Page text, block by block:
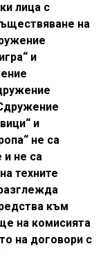
лица с
на
и
и
не са
и не са
техните
към
на комисията
на договори с